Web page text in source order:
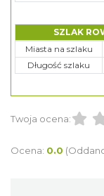
SZLAK
Miasta na szlaku
Długość szlaku
Twoja ocena:
Ocena: 0.0